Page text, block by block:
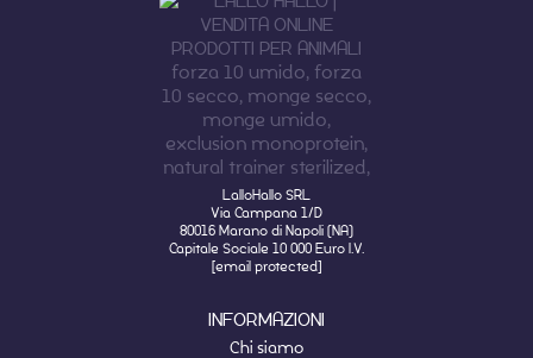
LalloHallo SRL
Via Campana 1/D
80016 Marano di Napoli (NA)
Capitale Sociale 10 000 Euro I.V.
[email protected]
INFORMAZIONI
Chi siamo